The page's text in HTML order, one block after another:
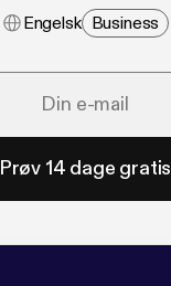
Engelsk Business
Prøv 14 dage gratis